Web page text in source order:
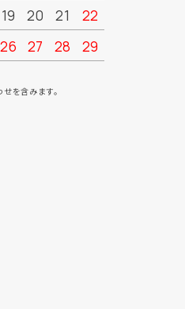
19 20 21
22
26 27 28
29
を含みます。